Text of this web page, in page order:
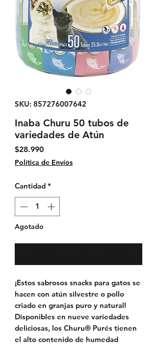
SKU: 857276007642
Inaba Churu 50 tubos de
variedades de Atún
$28.990Precio
Política de Envíos
Cantidad *
Agotado
¡Estos sabrosos snacks para gatos se
hacen con atún silvestre o pollo
criado en granjas puro y natural!
Disponibles en nueve variedades
deliciosas, los Churu® Purés tienen
el alto contenido de humedad